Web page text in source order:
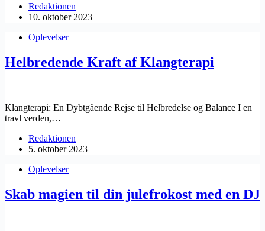
Redaktionen
10. oktober 2023
Oplevelser
Helbredende Kraft af Klangterapi
Klangterapi: En Dybtgående Rejse til Helbredelse og Balance I en
travl verden,…
Redaktionen
5. oktober 2023
Oplevelser
Skab magien til din julefrokost med en DJ